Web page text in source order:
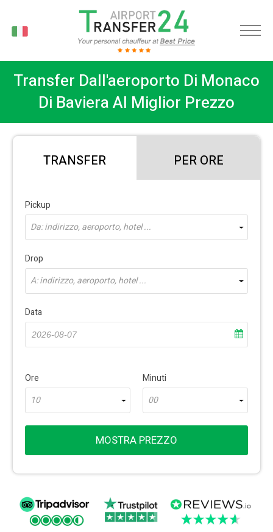
Transfer Dall'aeroporto Di Monaco
Di Baviera Al Miglior Prezzo
TRANSFER PER ORE
Pickup
Da: indirizzo, aeroporto, hotel ...
Drop
A: indirizzo, aeroporto, hotel ...
Data
Ore
10
Minuti
00
MOSTRA PREZZO